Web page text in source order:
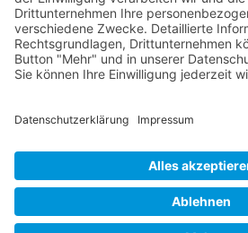
Kontakt
Impressum
Datenschutzerklärung
B-17 Fan Store
Gefällt Ihnen diese Website über
Fortress? Ich könnte Ihnen